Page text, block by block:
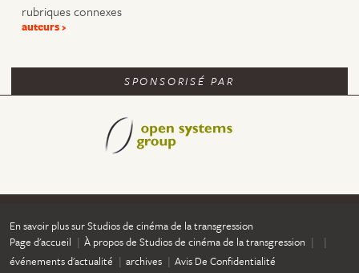
rubriques connexes
auteurs
SPONSORISÉ PAR
En savoir plus sur Studios de cinéma de la transgression
Page d'accueil
À propos de Studios de cinéma de la transgression
événements d'actualité
archives Avis De Confidentialité